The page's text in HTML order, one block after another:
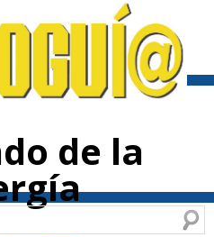
de la